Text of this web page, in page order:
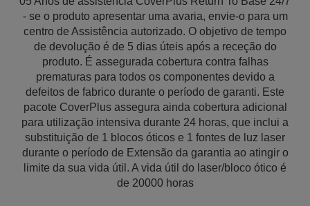
- se o produto apresentar uma avaria, envie-o para um
centro de Assistência autorizado. O objetivo de tempo
de devolução é de 5 dias úteis após a receção do
produto. É assegurada cobertura contra falhas
prematuras para todos os componentes devido a
defeitos de fabrico durante o período de garanti. Este
pacote CoverPlus assegura ainda cobertura adicional
para utilização intensiva durante 24 horas, que inclui a
substituição de 1 blocos óticos e 1 fontes de luz laser
durante o período de Extensão da garantia ao atingir o
limite da sua vida útil. A vida útil do laser/bloco ótico é
de 20000 horas